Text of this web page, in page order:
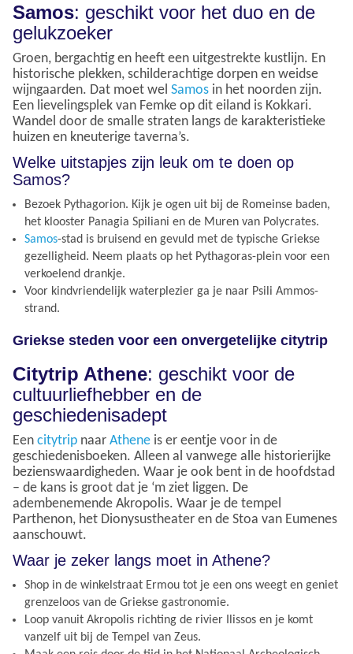
Samos: geschikt voor het duo en de
gelukzoeker
Groen, bergachtig en heeft een uitgestrekte kustlijn. En
historische plekken, schilderachtige dorpen en weidse
wijngaarden. Dat moet wel Samos in het noorden zijn.
Een lievelingsplek van Femke op dit eiland is Kokkari.
Wandel door de smalle straten langs de karakteristieke
huizen en kneuterige taverna’s.
Welke uitstapjes zijn leuk om te doen op
Samos?
Bezoek Pythagorion. Kijk je ogen uit bij de Romeinse baden,
het klooster Panagia Spiliani en de Muren van Polycrates.
Samos-stad is bruisend en gevuld met de typische Griekse
gezelligheid. Neem plaats op het Pythagoras-plein voor een
verkoelend drankje.
Voor kindvriendelijk waterplezier ga je naar Psili Ammos-
strand.
Griekse steden voor een onvergetelijke citytrip
Citytrip Athene: geschikt voor de
cultuurliefhebber en de
geschiedenisadept
Een citytrip naar Athene is er eentje voor in de
geschiedenisboeken. Alleen al vanwege alle historierijke
bezienswaardigheden. Waar je ook bent in de hoofdstad
– de kans is groot dat je ‘m ziet liggen. De
adembenemende Akropolis. Waar je de tempel
Parthenon, het Dionysustheater en de Stoa van Eumenes
aanschouwt.
Waar je zeker langs moet in Athene?
Shop in de winkelstraat Ermou tot je een ons weegt en geniet
grenzeloos van de Griekse gastronomie.
Loop vanuit Akropolis richting de rivier Ilissos en je komt
vanzelf uit bij de Tempel van Zeus.